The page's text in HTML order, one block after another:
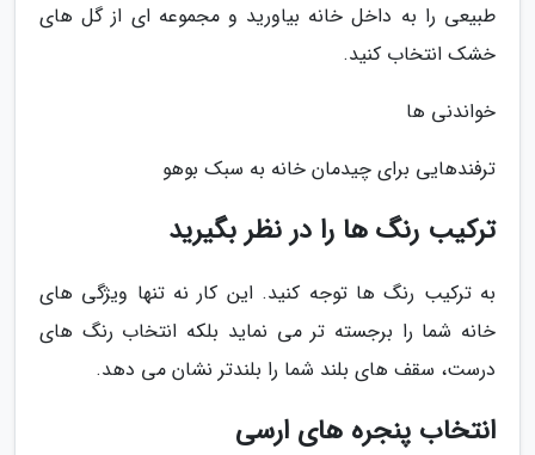
طبیعی را به داخل خانه بیاورید و مجموعه ای از گل های
خشک انتخاب کنید.
خواندنی ها
ترفندهایی برای چیدمان خانه به سبک بوهو
ترکیب رنگ ها را در نظر بگیرید
به ترکیب رنگ ها توجه کنید. این کار نه تنها ویژگی های
خانه شما را برجسته تر می نماید بلکه انتخاب رنگ های
درست، سقف های بلند شما را بلندتر نشان می دهد.
انتخاب پنجره های ارسی